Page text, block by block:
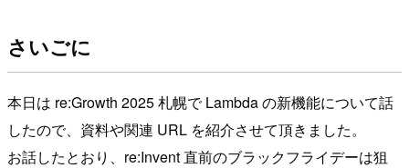
さいごに
本日は re:Growth 2025 札幌で Lambda の新機能について話
したので、資料や関連 URL を紹介させて頂きました。
お話したとおり、re:Invent 直前のブラックフライデーは狙